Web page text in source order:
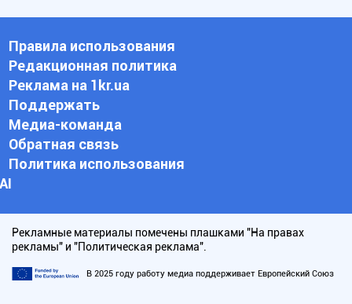
Правила использования
Редакционная политика
Реклама на 1kr.ua
Поддержать
Медиа-команда
Обратная связь
Политика использования
АI
Рекламные материалы помечены плашками "На правах
рекламы" и "Политическая реклама".
В 2025 году работу медиа поддерживает Европейский Союз